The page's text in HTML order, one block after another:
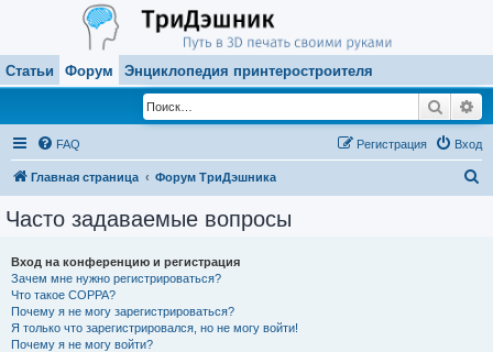
Статьи Форум Энциклопедия принтеростроителя
Поиск
FAQ Вход
Регистрация
Главная страница Форум ТриДэшника
Часто задаваемые вопросы
Вход на конференцию и регистрация
Зачем мне нужно регистрироваться?
Что такое COPPA?
Почему я не могу зарегистрироваться?
Я только что зарегистрировался, но не могу войти!
Почему я не могу войти?